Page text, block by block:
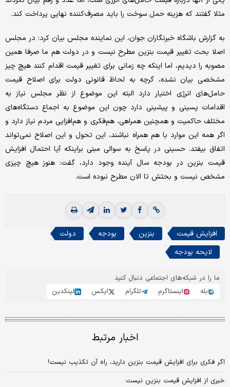
مثلا ‌گفتند که هزینه‌ حمل سوخت را باید مصرف‌کننده‌ نهایی پرداخت کند.
به گزارش باشگاه خبرنگاران جوان، این نماینده مجلس بیان کرد: در مجلس
اصلا بحث تغییر قیمت بنزین مطرح نیست و در دولت هم ما صرفا همین
مصوبه را دیدیم، اما اینکه چه زمانی برای تغییر قیمت اقدام کنند هیچ چیز
مشخصی بیان نشده، گرچه به لحاظ قانونی دولت برای اصلاح قیمت
حامل‌های انرژی اختیار دارد البته این موضوع از نظر مجلس نیاز به
اقدامات پسینی و پیشینی دارد چون این موضوع به اجماع دستگاه‌های
مختلف حاکمیت و همچنین همراهی، هم‌فکری و هم‌افزایی مردم نیاز دارد و
اگر همه‌ این‌ موارد با هم همراه نباشند، این تحول و این اصلاح نمی‌تواند
اتفاق بیفتد. حسینی در پاسخ به سوالی مبنی براینکه آیا احتمال افزایش
قیمت بنزین در بودجه‌ سال آینده وجود دارد، گفت: هنوز هیچ چیزی
مشخص نیست و بحثش تا الان مطرح نبوده است.
افزایش قیمت بنزین بودجه
دولت
لایحه بودجه
ما را در شبکه‌های اجتماعی دنبال کنید
بله
اینستاگرم تلگرام ایکس لینکدین
اخبار مرتبط
اگر فکری برای افزایش قیمت بنزین دارید، راه آن تکذیب نیست!
خبری از افزایش قیمت بنزین نیست